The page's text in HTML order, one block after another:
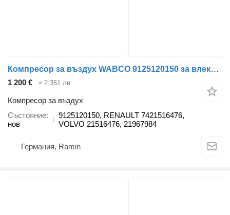
Компресор за въздух WABCO 9125120150 за влекач Volvo
1 200 € ≈ 2 351 лв.
Компресор за въздух
Състояние
нов
9125120150, RENAULT 7421516476,
VOLVO 21516476, 21967984
Германия, Ramin